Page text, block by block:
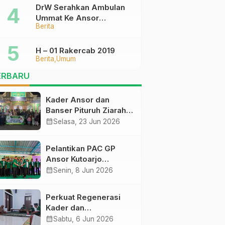
Berita
DrW Serahkan Ambulan
Ummat Ke Ansor
Purworejo
Berita Umum
H – 01 Rakercab 2019
Kader Ansor dan
Banser Pituruh Ziarah
Muassis NU di
NU-an
calendar_monthSelasa, 23 Jun 2026
Pelantikan PAC GP
Ansor Kutoarjo
Berlangsung Khidmat,
Bermanfaat bagi Umat
calendar_monthSenin, 8 Jun 2026
Perkuat Regenerasi
Kader dan
Kepemimpinan, Empat
calendar_monthSabtu, 6 Jun 2026